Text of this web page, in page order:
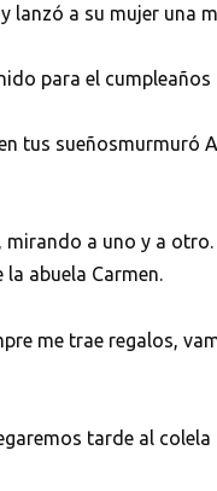
lanzó a su mujer una
para el
tus sueñosmurmuró
mirando a uno y a
abuela Carmen.
me trae regalos,
tarde al